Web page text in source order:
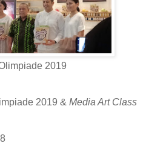
2019
2019 & Media Art Class